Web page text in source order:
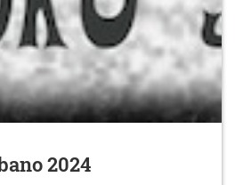
2024